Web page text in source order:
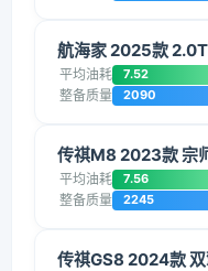
航海家 2025款
平均油耗 7.52
整备质量 2090
传祺M8 2023款 宗
平均油耗 7.56
整备质量 2245
传祺GS8 2024款